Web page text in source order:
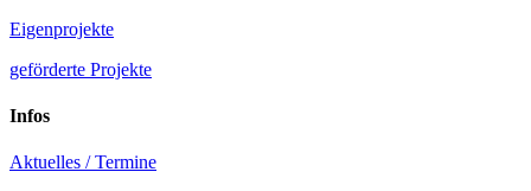
Eigenprojekte
geförderte Projekte
Infos
Aktuelles / Termine